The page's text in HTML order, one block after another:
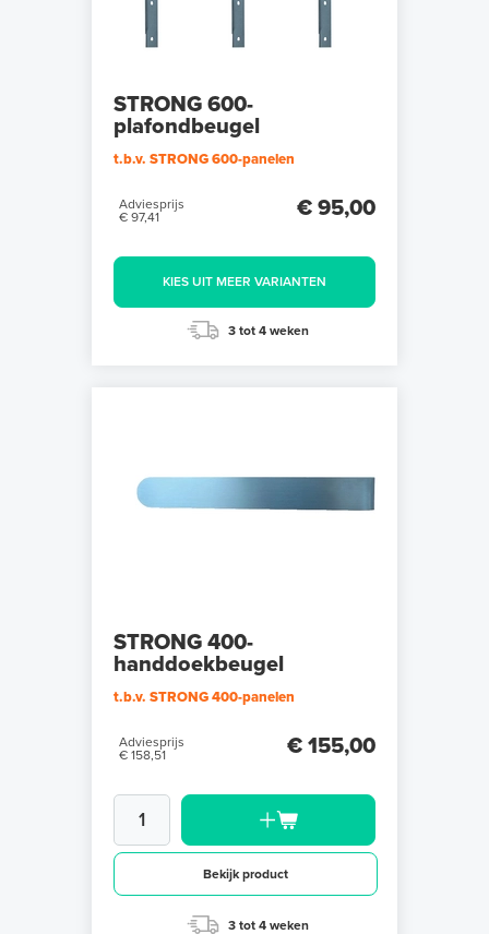
STRONG 600-
plafondbeugel
t.b.v. STRONG 600-panelen
Adviesprijs
€ 97,41
€ 95,00
KIES UIT MEER VARIANTEN
3 tot 4 weken
STRONG 400-
handdoekbeugel
t.b.v. STRONG 400-panelen
Adviesprijs
€ 158,51
€ 155,00
Bekijk product
3 tot 4 weken